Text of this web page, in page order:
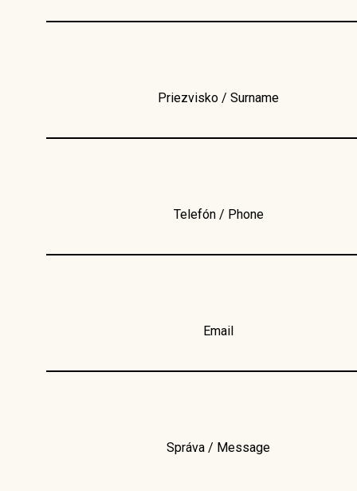
Priezvisko / Surname
Telefón / Phone
Email
Správa / Message